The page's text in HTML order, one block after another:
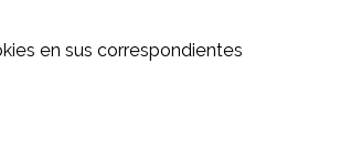
en sus correspondientes